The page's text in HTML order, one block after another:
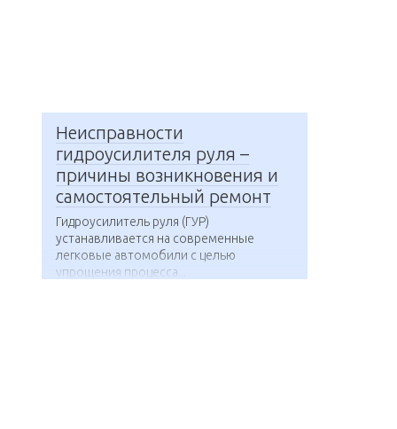
Неисправности
гидроусилителя руля –
причины возникновения и
самостоятельный ремонт
Гидроусилитель руля (ГУР)
устанавливается на современные
легковые автомобили с целью
упрощения процесса...